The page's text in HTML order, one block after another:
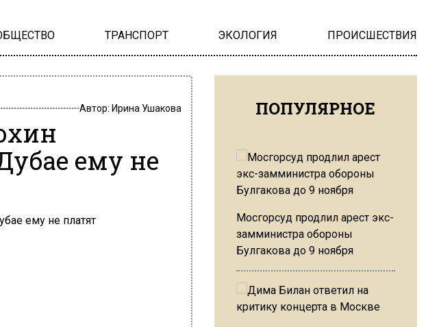
ТРАНСПОРТ ЭКОЛОГИЯ ПРОИСШЕСТВИЯ
Автор: Ирина Ушакова
ему не
ПОПУЛЯРНОЕ
Мосгорсуд продлил арест экс-
замминистра обороны
Булгакова до 9 ноября